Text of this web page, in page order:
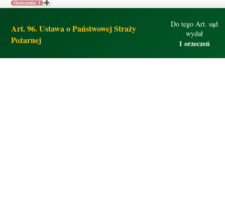
Orzeczenia: 1
Art. 96. Ustawa o Państwowej Straży
Pożarnej
Do tego Art. sąd
wydał
1 orzeczeń